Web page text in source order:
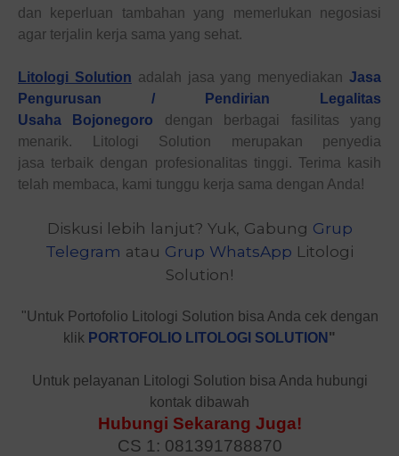
dan keperluan tambahan yang memerlukan negosiasi
agar terjalin kerja sama yang sehat.
Litologi Solution adalah jasa yang menyediakanJasa
Pengurusan / Pendirian Legalitas
Usaha Bojonegoro
dengan berbagai fasilitas yang
menarik.
Litologi Solution merupakan penyedia
jasaterbaik dengan profesionalitas tinggi. Terima kasih
telah membaca, kami tunggu kerja sama dengan Anda!
Diskusi lebih lanjut? Yuk, Gabung Grup
Telegram atau Grup WhatsApp Litologi
Solution!
"Untuk Portofolio Litologi Solution bisa Anda cek dengan
klik PORTOFOLIO LITOLOGI SOLUTION "
Untuk pelayanan Litologi Solution bisa Anda hubungi
kontak dibawah
Hubungi Sekarang Juga!
CS 1: 081391788870